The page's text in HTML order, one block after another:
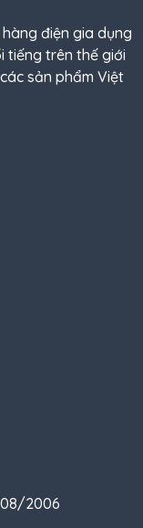
điện gia dụng
tiếng trên thế giới
sản phẩm Việt
08/2006